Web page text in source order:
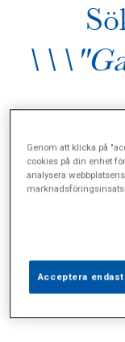
Sidor (0)
Genom att klicka på
cookies på din enhet
analysera
Acceptera